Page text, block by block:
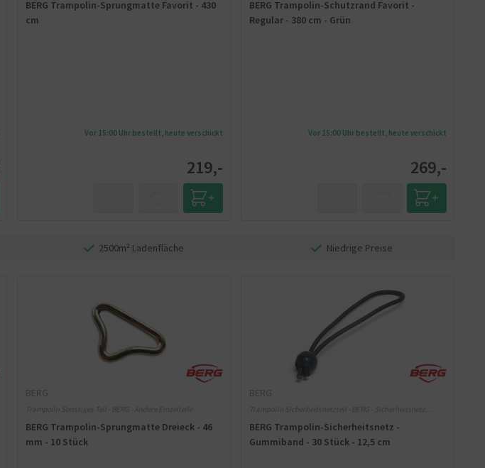
BERG Trampolin-Sprungmatte Favorit - 430
cm
Vor 15:00 Uhr bestellt, heute verschickt
219,-
BERG Trampolin-Schutzrand Favorit -
Regular - 380 cm - Grün
Vor 15:00 Uhr bestellt, heute verschickt
269,-
2500m² Ladenfläche Niedrige Preise
BERG
Trampolin Sonstiges Teil - BERG - Andere Einzelteile
BERG Trampolin-Sprungmatte Dreieck - 46
mm - 10 Stück
BERG
Trampolin Sicherheitsnetzteil - BERG - Sicherheitsnetz
BERG Trampolin-Sicherheitsnetz -
Gummiband - 30 Stück - 12,5 cm